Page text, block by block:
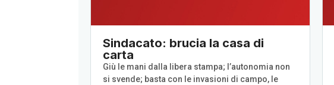
Sindacato: brucia la casa di
carta
Giù le mani dalla libera stampa; l’autonomia non
si svende; basta con le invasioni di campo, le